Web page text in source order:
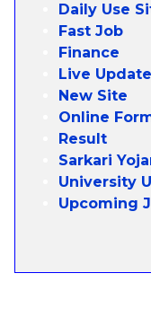
Daily Use
Fast Job
Finance
Live
New Site
Online
Result
Sarkari
University
Upcoming